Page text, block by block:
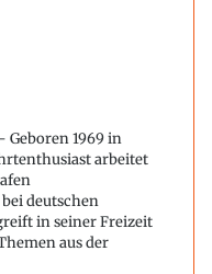
1969 in
arbeitet
deutschen
in seiner Freizeit
aus der